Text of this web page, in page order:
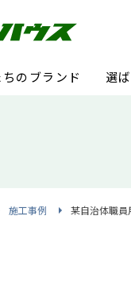
のブランド 選
施工事例 某自治体職員